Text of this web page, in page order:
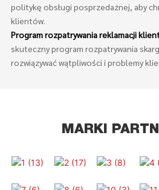
politykę obsługi posprzedażnej, aby
klientów.
Program rozpatrywania reklamacji
skuteczny program rozpatrywania
rozwiązywać wątpliwości i problemy
MARKI